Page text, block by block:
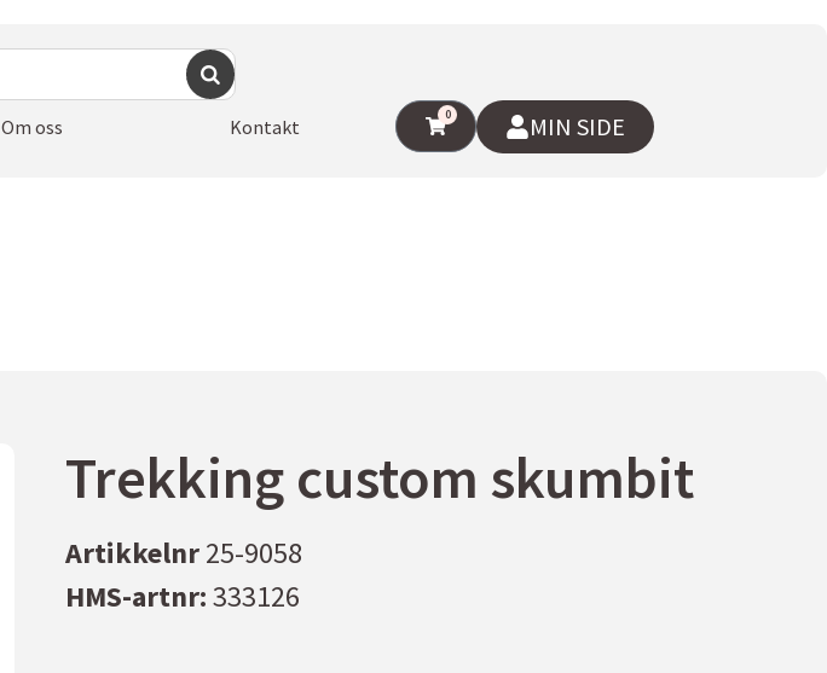
Om oss Kontakt
0 MIN SIDE
Trekking custom skumbit
Artikkelnr25-9058
HMS-artnr:333126